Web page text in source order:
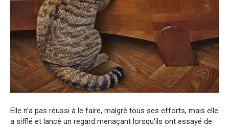
Elle n’a pas réussi à le faire, malgré tous ses efforts, mais elle
a sifflé et lancé un regard menaçant lorsqu’ils ont essayé de